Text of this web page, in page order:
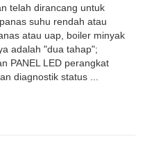
telah dirancang untuk
suhu rendah atau
atau uap, boiler minyak
adalah "dua tahap";
PANEL LED perangkat
diagnostik status ...